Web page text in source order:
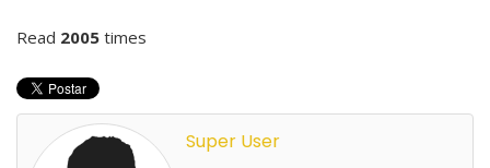
Read 2005 times
Super User